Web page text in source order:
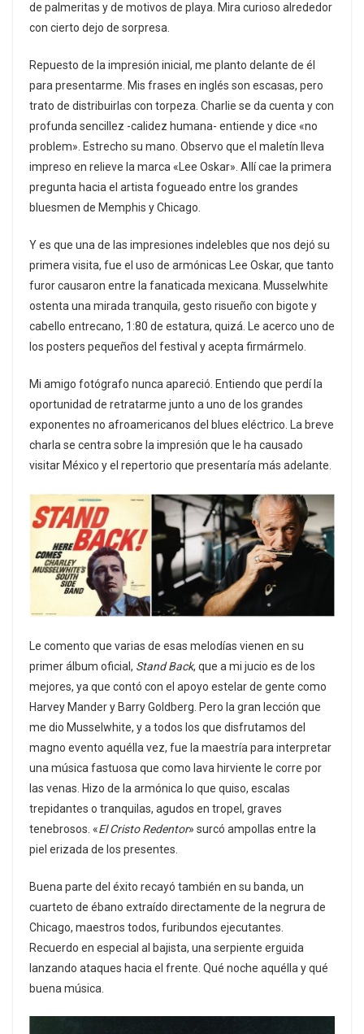
de palmeritas y de motivos de playa. Mira curioso alrededor
con cierto dejo de sorpresa.
Repuesto de la impresión inicial, me planto delante de él
para presentarme. Mis frases en inglés son escasas, pero
trato de distribuirlas con torpeza. Charlie se da cuenta y con
profunda sencillez -calidez humana- entiende y dice «no
problem». Estrecho su mano. Observo que el maletín lleva
impreso en relieve la marca «Lee Oskar». Allí cae la primera
pregunta hacia el artista fogueado entre los grandes
bluesmen de Memphis y Chicago.
Y es que una de las impresiones indelebles que nos dejó su
primera visita, fue el uso de armónicas Lee Oskar, que tanto
furor causaron entre la fanaticada mexicana. Musselwhite
ostenta una mirada tranquila, gesto risueño con bigote y
cabello entrecano, 1:80 de estatura, quizá. Le acerco uno de
los posters pequeños del festival y acepta firmármelo.
Mi amigo fotógrafo nunca apareció. Entiendo que perdí la
oportunidad de retratarme junto a uno de los grandes
exponentes no afroamericanos del blues eléctrico. La breve
charla se centra sobre la impresión que le ha causado
visitar México y el repertorio que presentaría más adelante.
Le comento que varias de esas melodías vienen en su
primer álbum oficial, Stand Back, que a mi jucio es de los
mejores, ya que contó con el apoyo estelar de gente como
Harvey Mander y Barry Goldberg. Pero la gran lección que
me dio Musselwhite, y a todos los que disfrutamos del
magno evento aquélla vez, fue la maestría para interpretar
una música fastuosa que como lava hirviente le corre por
las venas. Hizo de la armónica lo que quiso, escalas
trepidantes o tranquilas, agudos en tropel, graves
tenebrosos. «El Cristo Redentor» surcó ampollas entre la
piel erizada de los presentes.
Buena parte del éxito recayó también en su banda, un
cuarteto de ébano extraído directamente de la negrura de
Chicago, maestros todos, furibundos ejecutantes.
Recuerdo en especial al bajista, una serpiente erguida
lanzando ataques hacia el frente. Qué noche aquélla y qué
buena música.